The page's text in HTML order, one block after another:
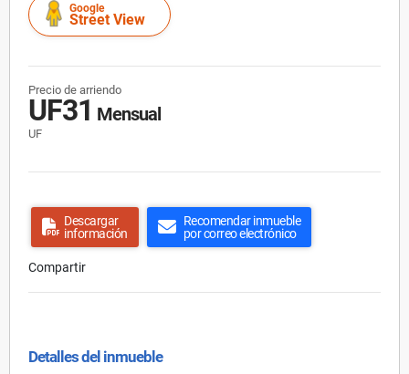
Google
Street View
Precio de arriendo
UF31 Mensual
UF
Descargar
información
Recomendar inmueble
por correo electrónico
Compartir
Detalles del inmueble